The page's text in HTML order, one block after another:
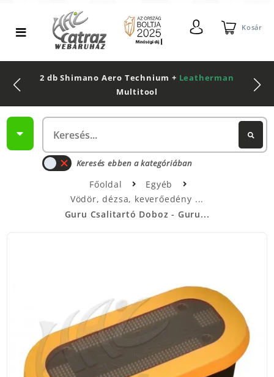
Kosár
2 db Shimano Aero Technium + Leatherman
Multitool
Keresés ebben a kategóriában
Főoldal
Egyéb
Vödör, dézsa, keverőedény
Guru Csalitartó Doboz - Guru...